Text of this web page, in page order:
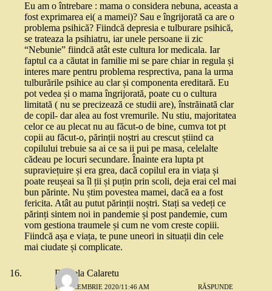
Eu am o întrebare : mama o considera nebuna, aceasta a
fost exprimarea ei( a mamei)? Sau e îngrijorată ca are o
problema psihică? Fiindcă depresia e tulburare psihică,
se trateaza la psihiatru, iar unele persoane ii zic
“Nebunie” fiindcă atât este cultura lor medicala. Iar
faptul ca a căutat in familie mi se pare chiar in regula și
interes mare pentru problema resprectiva, pana la urma
tulburările psihice au clar și componenta ereditară. Eu
pot vedea și o mama îngrijorată, poate cu o cultura
limitată ( nu se precizează ce studii are), înstrăinată clar
de copil- dar alea au fost vremurile. Nu stiu, majoritatea
celor ce au plecat nu au făcut-o de bine, cumva tot pt
copii au făcut-o, părinții noștri au crescut știind ca
copilului trebuie sa ai ce sa ii pui pe masa, celelalte
cădeau pe locuri secundare. Înainte era lupta pt
supraviețuire și era grea, dacă copilul era in viața și
poate reușeai sa îl ții și puțin prin scoli, deja erai cel mai
bun părinte. Nu știm povestea mamei, dacă ea a fost
fericita. Atât au putut părinții noștri. Stați sa vedeți ce
părinți sintem noi in pandemie și post pandemie, cum
vom gestiona traumele și cum ne vom creste copiii.
Fiindcă așa e viața, te pune uneori in situații din cele
mai ciudate și complicate.
Daniela Calaretu
11 DECEMBRIE 2020/11:46 AM RĂSPUNDE